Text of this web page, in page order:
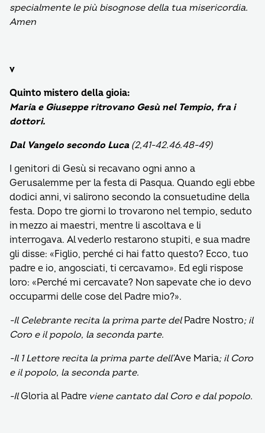
specialmente le più bisognose della tua misericordia.
Amen
v
Quinto mistero della gioia:
Maria e Giuseppe ritrovano Gesù nel Tempio, fra i
dottori.
Dal Vangelo secondo Luca (2,41-42.46.48-49)
I genitori di Gesù si recavano ogni anno a
Gerusalemme per la festa di Pasqua. Quando egli ebbe
dodici anni, vi salirono secondo la consuetudine della
festa. Dopo tre giorni lo trovarono nel tempio, seduto
in mezzo ai maestri, mentre li ascoltava e li
interrogava. Al vederlo restarono stupiti, e sua madre
gli disse: «Figlio, perché ci hai fatto questo? Ecco, tuo
padre e io, angosciati, ti cercavamo». Ed egli rispose
loro: «Perché mi cercavate? Non sapevate che io devo
occuparmi delle cose del Padre mio?».
-Il Celebrante recita la prima parte del Padre Nostro; il
Coro e il popolo, la seconda parte.
-Il 1 Lettore recita la prima parte dell’Ave Maria; il Coro
e il popolo, la seconda parte.
-IlGloria al Padre viene cantato dal Coro e dal popolo.